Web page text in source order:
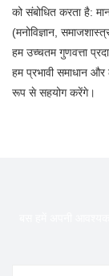
को संबोधित करता है:
(मनोविज्ञान,
हम उच्चतम गुणवत्ता
हम प्रभावी समाधान
रूप से सहयोग करेंगे।